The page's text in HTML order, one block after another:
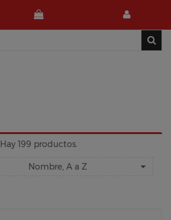
Hay 199 productos.
Nombre, A a Z